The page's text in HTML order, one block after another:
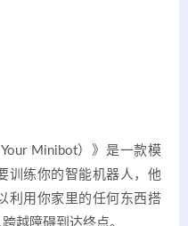
Minibot）》是一款模
训练你的智能机器人，他
利用你家里的任何东西搭
越障碍到达终点。